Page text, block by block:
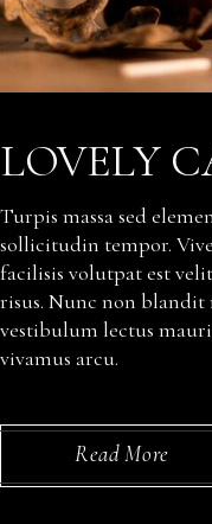
LOVELY
Turpis massa sed
sollicitudin tempor.
facilisis volutpat est
risus. Nunc non blandit
vestibulum lectus
vivamus arcu.
Read More